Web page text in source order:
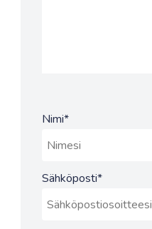
Nimi*
Sähköposti*